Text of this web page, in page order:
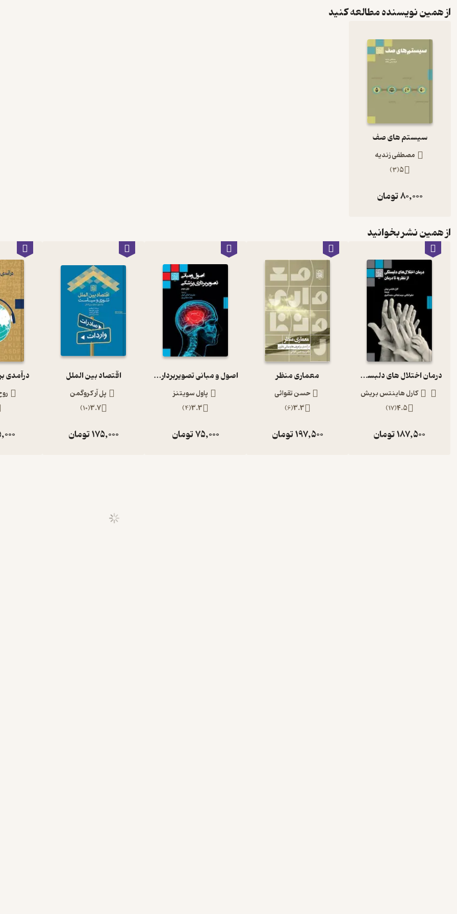
از همین نویسنده مطالعه کنید
سیستم های صف
مصطفی زندیه
5
(
3
)
80,000تومان
از همین نشر بخوانید
درمان اختلال های دلبستگی از نظریه تا درمان
کارل هاینتس بریش
4.5
(
17
)
187,500تومان
معماری منظر
حسن تقوائی
3.3
(
6
)
197,500تومان
اصول و مبانی تصویربرداری پزشکی
پاول سویتنز
3.3
(
4
)
75,000تومان
اقتصاد بین الملل
پل آر کروگمن
3.7
(
10
)
175,000تومان
درآمدی